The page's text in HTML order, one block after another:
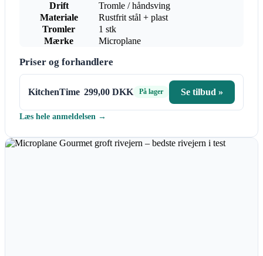
Drift
Tromle / håndsving
Materiale
Rustfrit stål + plast
Tromler
1 stk
Mærke
Microplane
Priser og forhandlere
KitchenTime 299,00 DKK På lager Se tilbud »
Læs hele anmeldelsen →